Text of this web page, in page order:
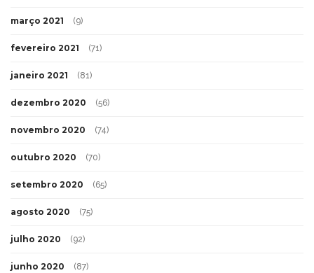
março 2021 (9)
fevereiro 2021 (71)
janeiro 2021 (81)
dezembro 2020 (56)
novembro 2020 (74)
outubro 2020 (70)
setembro 2020 (65)
agosto 2020 (75)
julho 2020 (92)
junho 2020 (87)